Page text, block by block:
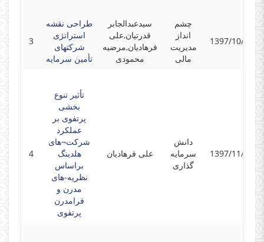
3
طراحی نقشه
استراتژی
شرکتهای
تأمین سرمایه
سیدعبدالجابر
قدرتیان,علی
فرهادیان,مرضیه
محمودی
چشم
انداز
مدیریت
مالی
1397/10/21
4
تأثیر تنوع
بخشی
پرتفوی بر
عملکرد
شرکت¬های
هلدینگ
براساس
نظریه-های
مدرن و
فرامدرن
پرتفوی
علی فرهادیان
دانش
سرمایه
گذاری
1397/11/14